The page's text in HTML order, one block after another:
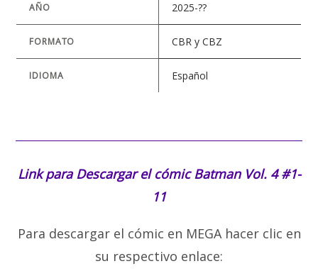
AÑO 2025-??
FORMATO CBR y CBZ
IDIOMA Español
Link para Descargar el cómic Batman Vol. 4 #1-
11
Para descargar el cómic en MEGA hacer clic en
su respectivo enlace: